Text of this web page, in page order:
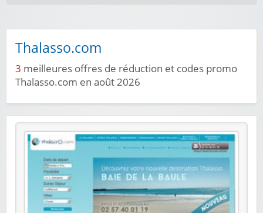
Thalasso.com
3 meilleures offres de réduction et codes promo
Thalasso.com en août 2026